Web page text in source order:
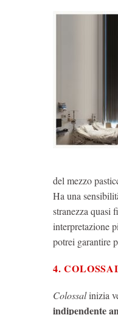
del mezzo
Ha una
stranezza quasi
interpretazione
potrei garantire
4.
Colossalinizia
indipendente